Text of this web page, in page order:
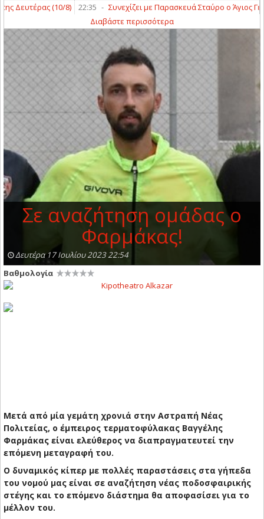
(10/8) 22:35 - Συνεχίζει με Παρασκευά Σταύρο ο Άγιος
Διαβάστε περισσότερα
Σε αναζήτηση ομάδας ο
Φαρμάκας!
Δευτέρα 17 Ιουλίου 2023 22:54
Βαθμολογία
Μετά από μία γεμάτη χρονιά στην Αστραπή Νέας
Πολιτείας, ο έμπειρος τερματοφύλακας Βαγγέλης
Φαρμάκας είναι ελεύθερος να διαπραγματευτεί την
επόμενη μεταγραφή του.
Ο δυναμικός κίπερ με πολλές παραστάσεις στα γήπεδα
του νομού μας είναι σε αναζήτηση νέας ποδοσφαιρικής
στέγης και το επόμενο διάστημα θα αποφασίσει για το
μέλλον του.